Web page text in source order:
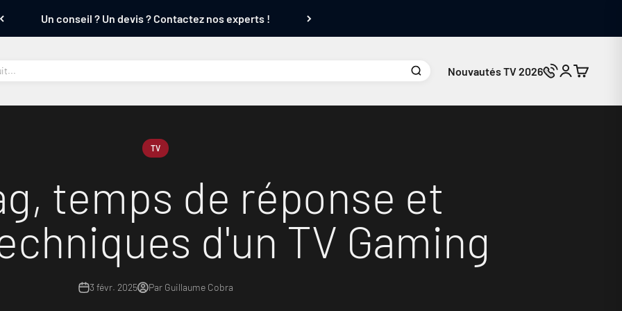
Un conseil ? Un devis ? Contactez nos experts !
Nouvautés TV 2026 Nous
Connexion
Panier
TV
temps de réponse et
d'un TV Gaming
3 févr. 2025 Par Guillaume Cobra